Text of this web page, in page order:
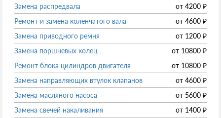
Замена распредвала
от 4200 ₽
Ремонт и замена коленчатого вала
от 4600 ₽
Замена приводного ремня
от 1200 ₽
Замена поршневых колец
от 10800 ₽
Ремонт блока цилиндров двигателя
от 10800 ₽
Замена направляющих втулок клапанов
от 4600 ₽
Замена масляного насоса
от 5600 ₽
Замена свечей накаливания
от 1400 ₽